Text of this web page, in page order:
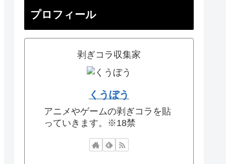
プロフィール
剥ぎコラ収集家
くうぼう
アニメやゲームの剥ぎコラを貼
っていきます。※18禁